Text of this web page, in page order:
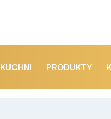
PRODUKTY